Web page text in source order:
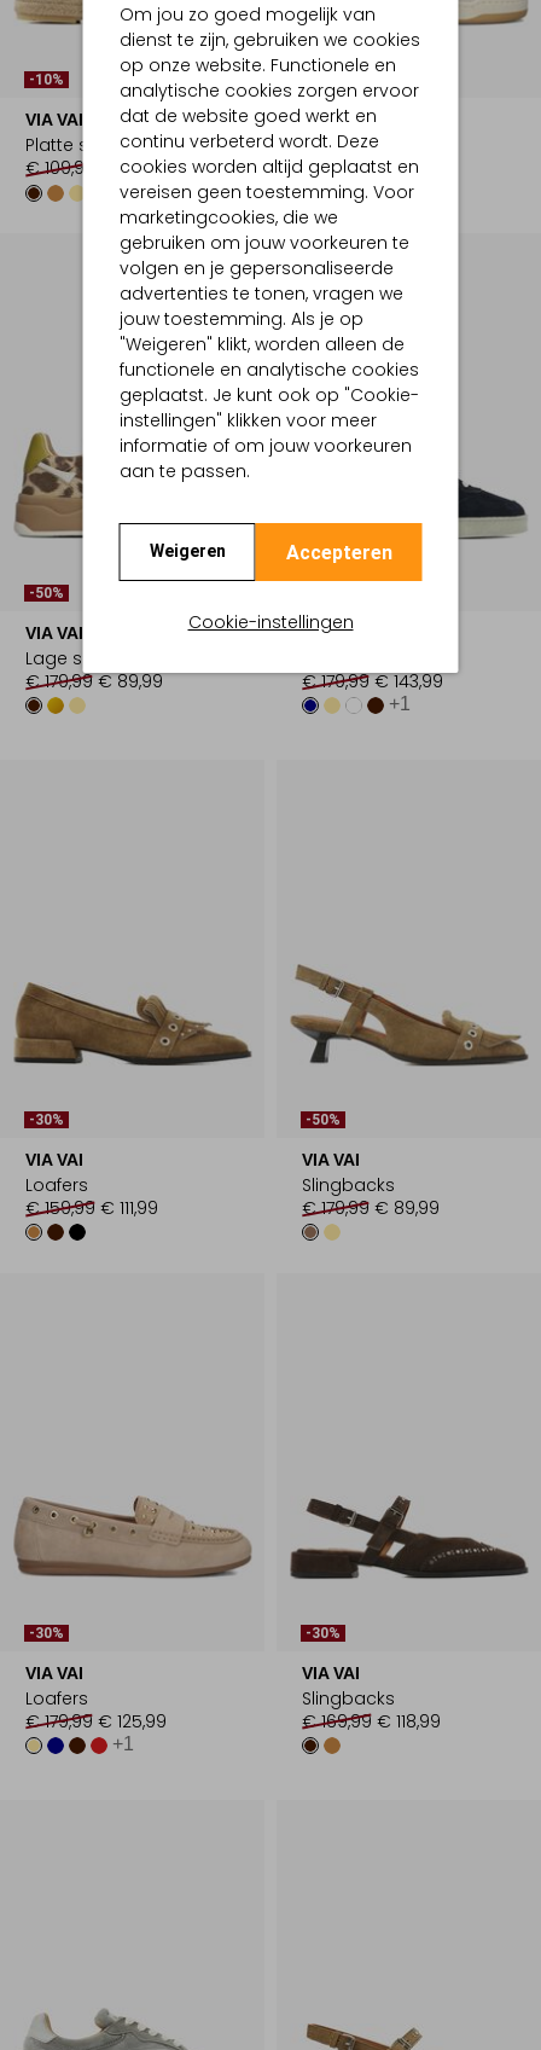
Om jou zo goed mogelijk van
dienst te zijn, gebruiken we cookies
op onze website. Functionele en
analytische cookies zorgen ervoor
dat de website goed werkt en
continu verbeterd wordt. Deze
cookies worden altijd geplaatst en
vereisen geen toestemming. Voor
marketingcookies, die we
gebruiken om jouw voorkeuren te
volgen en je gepersonaliseerde
advertenties te tonen, vragen we
jouw toestemming. Als je op
"Weigeren" klikt, worden alleen de
functionele en analytische cookies
geplaatst. Je kunt ook op "Cookie-
instellingen" klikken voor meer
informatie of om jouw voorkeuren
aan te passen.
Weigeren Accepteren
Cookie-instellingen
-10%
VIA VAI
Platte sandalen
€ 109,99
€ 98,99
VIA VAI
Lage sneakers
€ 179,99 € 89,99
-50%
VIA VAI
Lage sneakers
€ 179,99 € 89,99
VIA VAI
€ 179,99 € 143,99
+1
-30%
VIA VAI
Loafers
€ 159,99 € 111,99
-50%
VIA VAI
Slingbacks
€ 179,99 € 89,99
-30%
VIA VAI
Loafers
€ 179,99 € 125,99
+1
-30%
VIA VAI
Slingbacks
€ 169,99 € 118,99